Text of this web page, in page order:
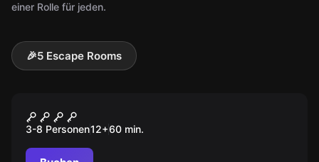
einer Rolle für jeden.
🎉5 Escape Rooms
Viruslabor
3-8 Personen12+60 min.